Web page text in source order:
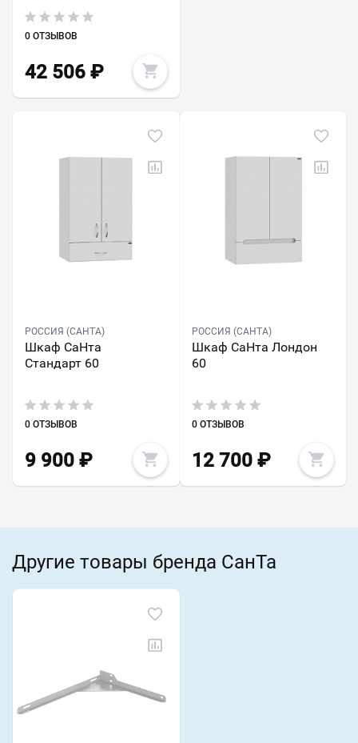
0 ОТЗЫВОВ
42 506 ₽
РОССИЯ (САНТА)
Шкаф СаНта
Стандарт 60
0 ОТЗЫВОВ
9 900 ₽
РОССИЯ (САНТА)
Шкаф СаНта Лондон
60
0 ОТЗЫВОВ
12 700₽
Другие товары бренда СанТа